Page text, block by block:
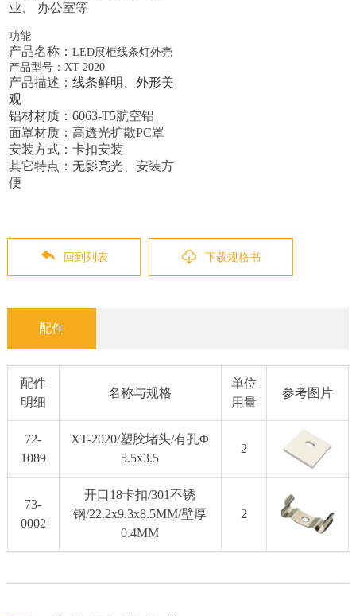
业、 办公室等
功能
产品名称： LED展柜线条灯外壳
产品型号：XT-2020
产品描述： 线条鲜明、外形美
观
铝材材质：6063-T5航空铝
面罩材质：高透光扩散PC罩
安装方式：卡扣安装
其它特点： 无影亮光、安装方
便
回到列表 下载规格书
配件
配件
明细
名称与规格
单位
用量
参考图片
72-
1089
XT-2020/塑胶堵头/有孔Φ
5.5x3.5
2
73-
0002
开口18卡扣/301不锈
钢/22.2x9.3x8.5MM/壁厚
0.4MM
2